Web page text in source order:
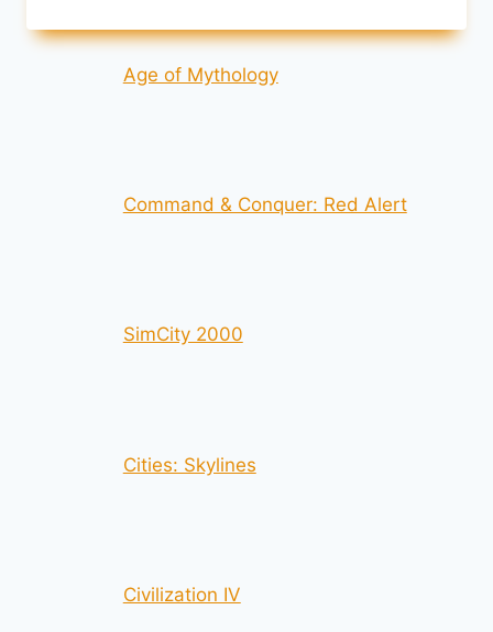
WARCRAFT
Age of Mythology
Command & Conquer: Red Alert
SimCity 2000
Cities: Skylines
Civilization IV